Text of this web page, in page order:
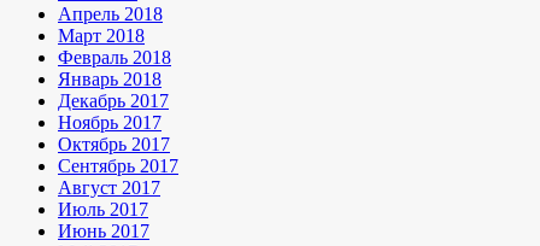
Апрель 2018
Март 2018
Февраль 2018
Январь 2018
Декабрь 2017
Ноябрь 2017
Октябрь 2017
Сентябрь 2017
Август 2017
Июль 2017
Июнь 2017